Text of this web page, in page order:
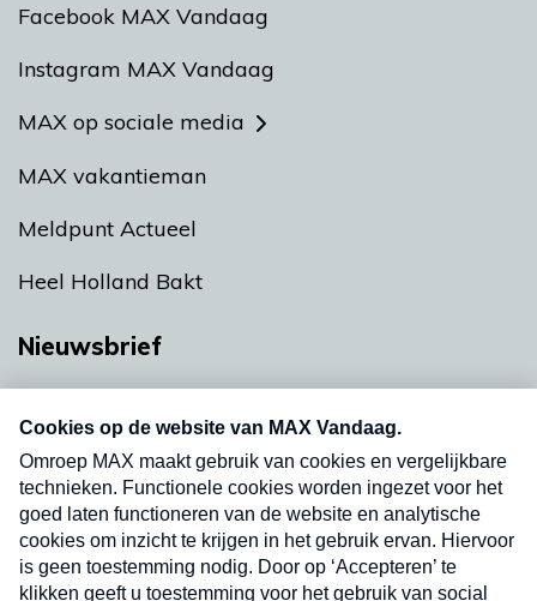
Facebook MAX Vandaag
Instagram MAX Vandaag
MAX op sociale media
MAX vakantieman
Meldpunt Actueel
Heel Holland Bakt
Nieuwsbrief
nieuwsbrief. Elke vrijdag- en dinsdagochtend in
uw mailbox.
Verzend